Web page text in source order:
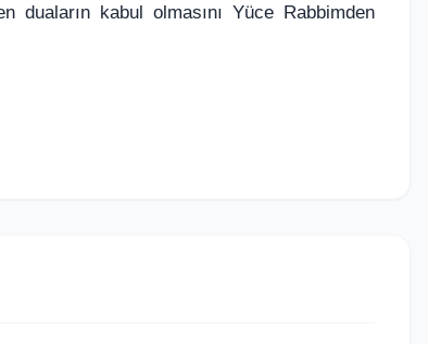
duaların kabul olmasını Yüce Rabbimden